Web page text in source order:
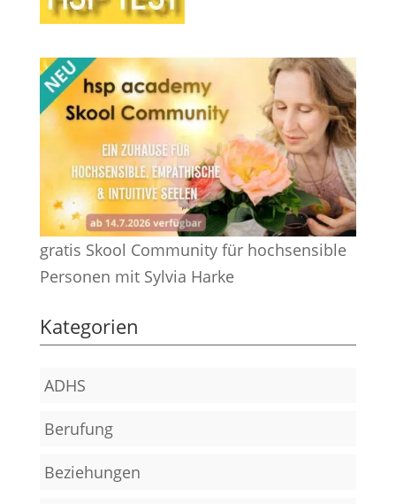
gratis Skool Community für hochsensible
Personen mit Sylvia Harke
Kategorien
ADHS
Berufung
Beziehungen